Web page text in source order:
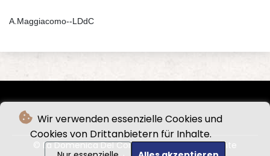
Wir verwenden essenzielle Cookies und
Cookies von Drittanbietern für Inhalte.
A.Maggiacomo--LDdC
© La Domenica Del Corriere - 2026 - Alle Rechte